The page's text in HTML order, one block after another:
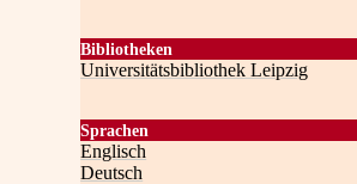
Bibliotheken
Universitätsbibliothek Leipzig
Sprachen
Englisch
Deutsch